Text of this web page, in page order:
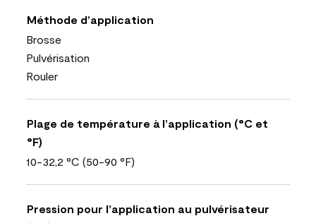
Méthode d’application
Brosse
Pulvérisation
Rouler
Plage de température à l’application (°C et
°F)
10-32,2 °C (50-90 °F)
Pression pour l’application au pulvérisateur